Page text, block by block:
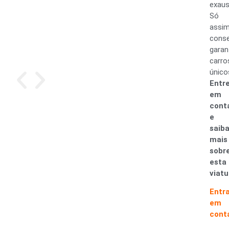
Só
em
e
saiba
mais
esta
em